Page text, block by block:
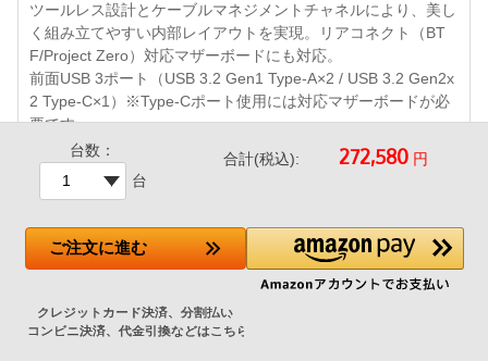
ツールレス設計とケーブルマネジメントチャネルにより、美し
く組み立てやすい内部レイアウトを実現。リアコネクト（BT
F/Project Zero）対応マザーボードにも対応。
前面USB 3ポート（USB 3.2 Gen1 Type-A×2 / USB 3.2 Gen2x
2 Type-C×1）※Type-Cポート使用には対応マザーボードが必
要です。
台数：
台
合計(税込): 円
ご注文に進む